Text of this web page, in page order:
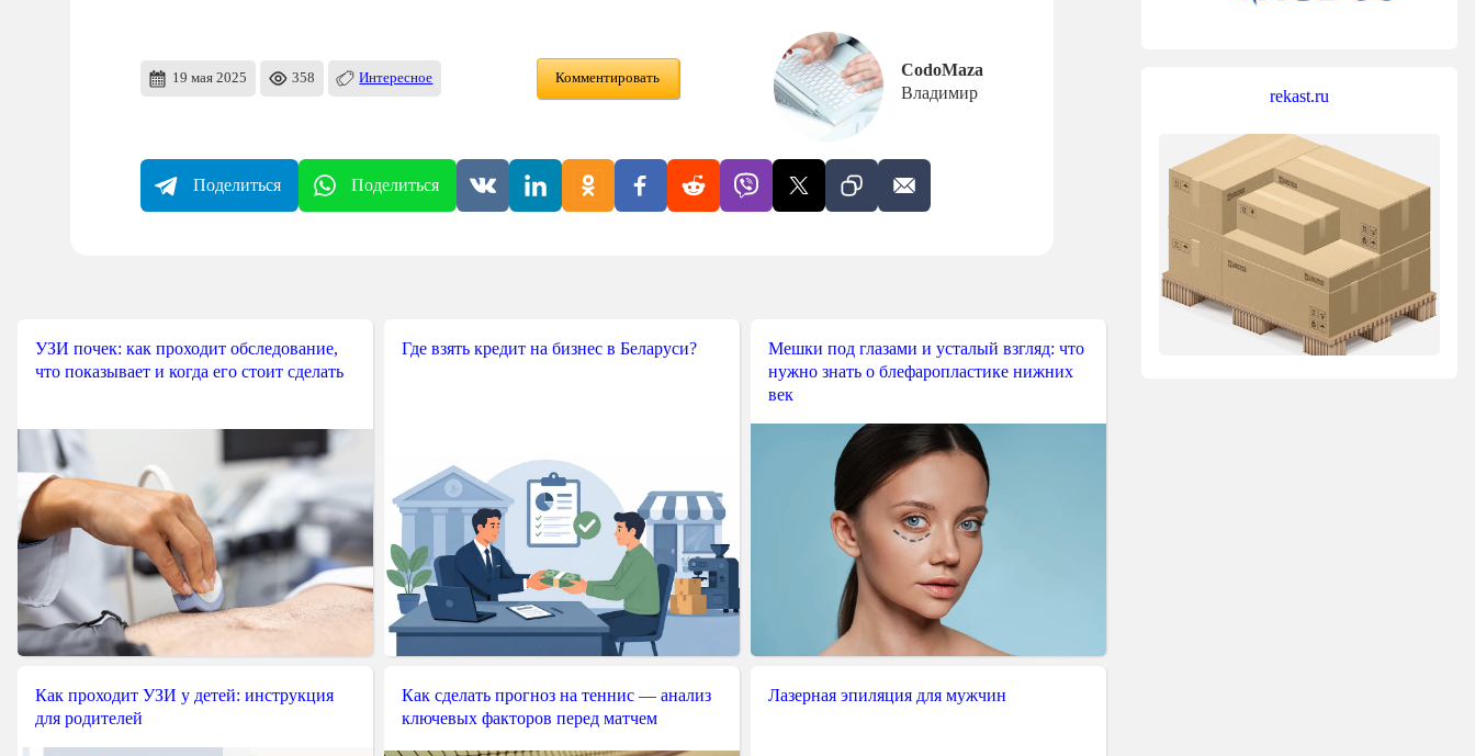
19 мая 2025 358 Интересное Комментировать
CodoMaza
Владимир
Поделиться Поделиться
УЗИ почек: как проходит обследование,
что показывает и когда его стоит сделать
Где взять кредит на бизнес в Беларуси?
Мешки под глазами и усталый взгляд: что
нужно знать о блефаропластике нижних
век
Как проходит УЗИ у детей: инструкция
для родителей
Как сделать прогноз на теннис — анализ
ключевых факторов перед матчем
Лазерная эпиляция для мужчин
rekast.ru